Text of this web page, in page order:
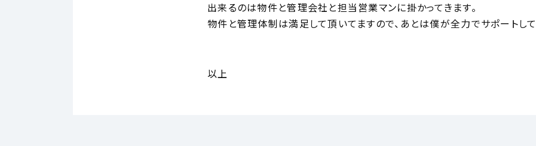
出来るのは物件と管理会社と担当営業マンに掛かってきます。
物件と管理体制は満足して頂いてますので、あとは僕が全力でサポートして
以上